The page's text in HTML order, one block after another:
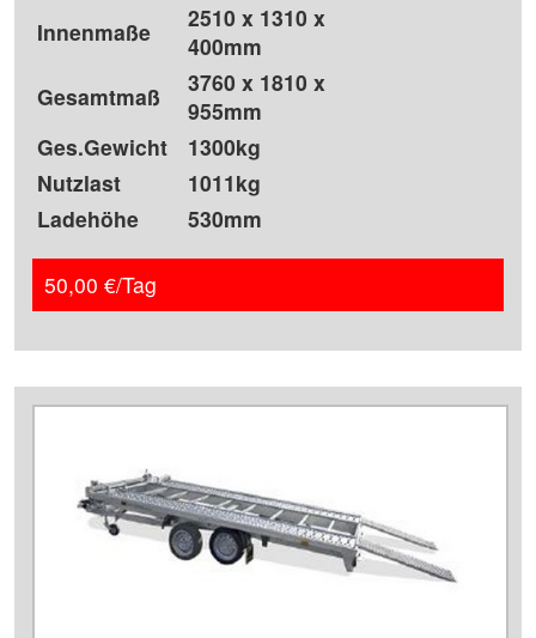
Innenmaße
2510 x 1310 x
400mm
Gesamtmaß
3760 x 1810 x
955mm
Ges.Gewicht
1300kg
Nutzlast
1011kg
Ladehöhe
530mm
50,00 €/Tag